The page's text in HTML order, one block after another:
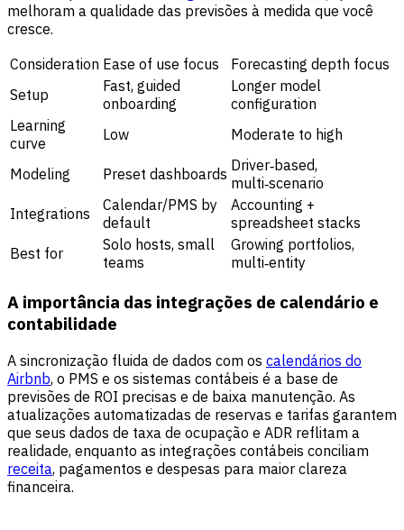
melhoram a qualidade das previsões à medida que você
cresce.
Consideration Ease of use focus
Forecasting depth focus
Setup
Fast, guided
onboarding
Longer model
configuration
Learning
curve
Low Moderate to high
Modeling Preset dashboards Driver‑based,
multi‑scenario
Integrations
Calendar/PMS by
default
Accounting +
spreadsheet stacks
Best for
Solo hosts, small
teams
Growing portfolios,
multi‑entity
A importância das integrações de calendário e
contabilidade
A sincronização fluida de dados com os calendários do
Airbnb, o PMS e os sistemas contábeis é a base de
previsões de ROI precisas e de baixa manutenção. As
atualizações automatizadas de reservas e tarifas garantem
que seus dados de taxa de ocupação e ADR reflitam a
realidade, enquanto as integrações contábeis conciliam
receita, pagamentos e despesas para maior clareza
financeira.